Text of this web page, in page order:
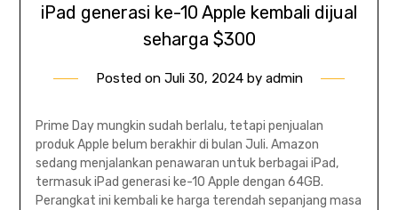
iPad generasi ke-10 Apple kembali dijual
seharga $300
Posted on Juli 30, 2024by admin
Prime Day mungkin sudah berlalu, tetapi penjualan
produk Apple belum berakhir di bulan Juli. Amazon
sedang menjalankan penawaran untuk berbagai iPad,
termasuk iPad generasi ke-10 Apple dengan 64GB.
Perangkat ini kembali ke harga terendah sepanjang masa